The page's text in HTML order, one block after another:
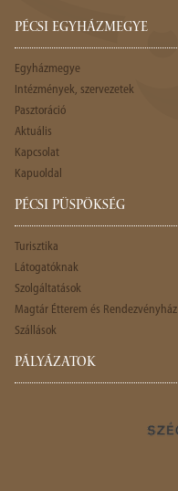
PÉCSI EGYHÁZMEGYE
Egyházmegye
Intézmények, szervezetek
Pasztoráció
Aktuális
Kapcsolat
Kapuoldal
PÉCSI PÜSPÖKSÉG
Turisztika
Látogatóknak
Szolgáltatások
Magtár Étterem és Rendezvényház
Szállások
PÁLYÁZATOK